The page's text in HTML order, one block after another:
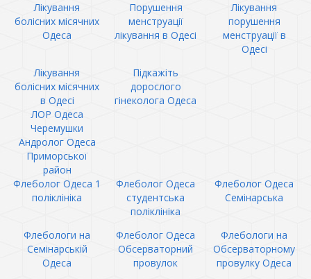
Лікування
болісних місячних
Одеса
Порушення
менструації
лікування в Одесі
Лікування
порушення
менструації в
Одесі
Лікування
болісних місячних
в Одесі
Підкажіть
дорослого
гінеколога Одеса
ЛОР Одеса
Черемушки
Андролог Одеса
Приморської
район
Флеболог Одеса 1
поліклініка
Флеболог Одеса
студентська
поліклініка
Флеболог Одеса
Семінарська
Флебологи на
Семінарській
Одеса
Флеболог Одеса
Обсерваторний
провулок
Флебологи на
Обсерваторному
провулку Одеса